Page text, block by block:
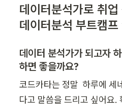
데이터분석가로 취
데이터분석 부트캠
데이터 분석가가 되고자
하면 좋을까요?
코드카타는 정말  하루에 세
다고 말씀을 드리고 싶어요.